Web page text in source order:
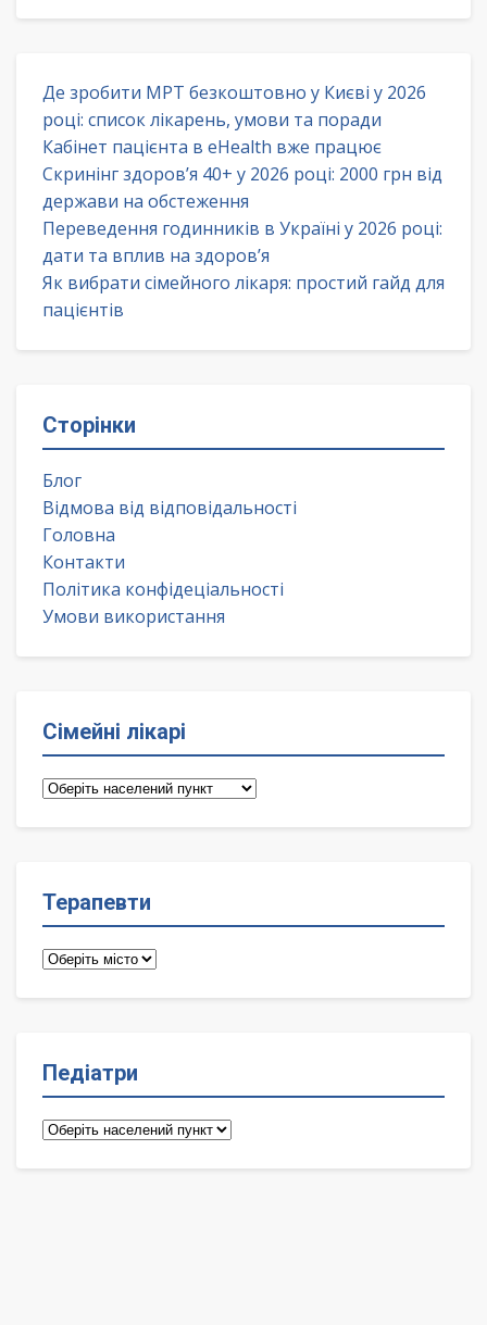
Де зробити МРТ безкоштовно у Києві у 2026
році: список лікарень, умови та поради
Кабінет пацієнта в eHealth вже працює
Скринінг здоров’я 40+ у 2026 році: 2000 грн від
держави на обстеження
Переведення годинників в Україні у 2026 році:
дати та вплив на здоров’я
Як вибрати сімейного лікаря: простий гайд для
пацієнтів
Сторінки
Блог
Відмова від відповідальності
Головна
Контакти
Політика конфідеціальності
Умови використання
Сімейні лікарі
Сімейні
Терапевти
Терапевти
Педіатри
Педіатри